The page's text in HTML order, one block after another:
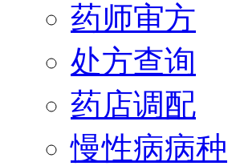
药师审方
处方查询
药店调配
慢性病病种